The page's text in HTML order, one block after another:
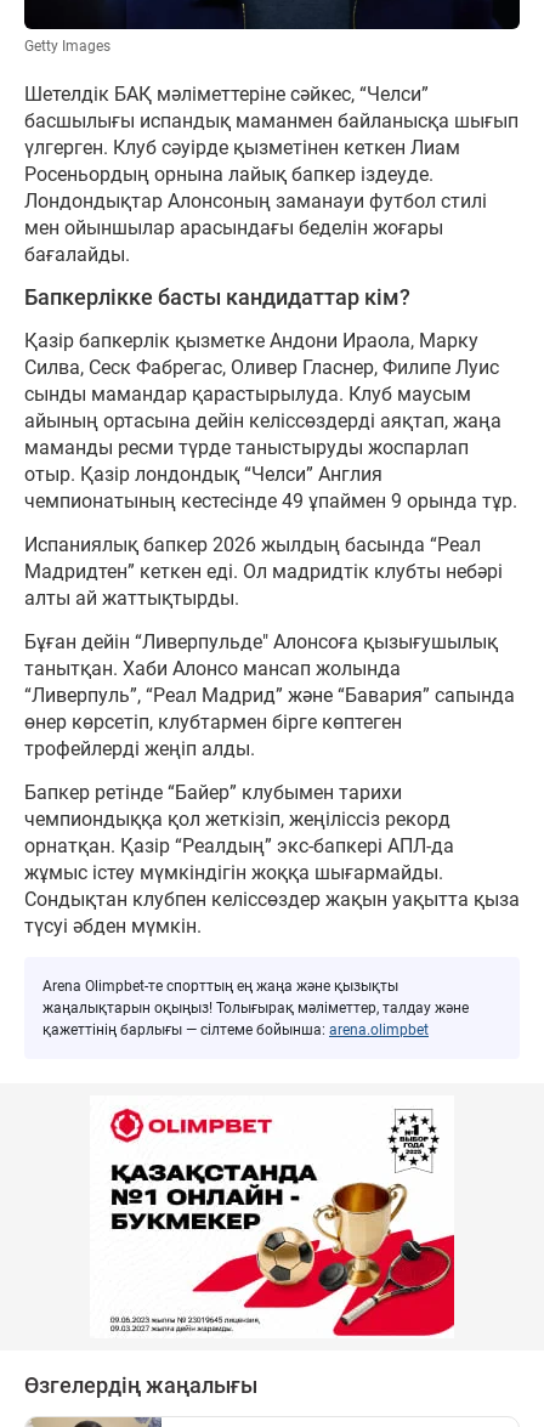
Getty Images
Шетелдік БАҚ мәліметтеріне сәйкес, “Челси”
басшылығы испандық маманмен байланысқа шығып
үлгерген. Клуб сәуірде қызметінен кеткен Лиам
Росеньордың орнына лайық бапкер іздеуде.
Лондондықтар Алонсоның заманауи футбол стилі
мен ойыншылар арасындағы беделін жоғары
бағалайды.
Бапкерлікке басты кандидаттар кім?
Қазір бапкерлік қызметке Андони Ираола, Марку
Силва, Сеск Фабрегас, Оливер Гласнер, Филипе Луис
сынды мамандар қарастырылуда. Клуб маусым
айының ортасына дейін келіссөздерді аяқтап, жаңа
маманды ресми түрде таныстыруды жоспарлап
отыр. Қазір лондондық “Челси” Англия
чемпионатының кестесінде 49 ұпаймен 9 орында тұр.
Испаниялық бапкер 2026 жылдың басында “Реал
Мадридтен” кеткен еді. Ол мадридтік клубты небәрі
алты ай жаттықтырды.
Бұған дейін “Ливерпульде" Алонсоға қызығушылық
танытқан. Хаби Алонсо мансап жолында
“Ливерпуль”, “Реал Мадрид” және “Бавария” сапында
өнер көрсетіп, клубтармен бірге көптеген
трофейлерді жеңіп алды.
Бапкер ретінде “Байер” клубымен тарихи
чемпиондыққа қол жеткізіп, жеңіліссіз рекорд
орнатқан. Қазір “Реалдың” экс-бапкері АПЛ-да
жұмыс істеу мүмкіндігін жоққа шығармайды.
Сондықтан клубпен келіссөздер жақын уақытта қыза
түсуі әбден мүмкін.
Arena Olimpbet-те спорттың ең жаңа және қызықты
жаңалықтарын оқыңыз! Толығырақ мәліметтер, талдау және
қажеттінің барлығы — сілтеме бойынша: arena.olimpbet